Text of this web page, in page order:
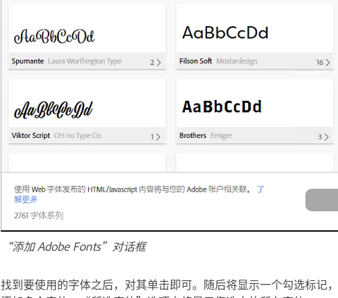
“添加 Adobe Fonts”对话框
找到要使用的字体之后，对其单击即可。随后将显示一个勾选标记